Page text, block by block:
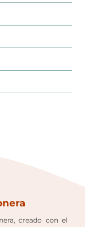
creado con el